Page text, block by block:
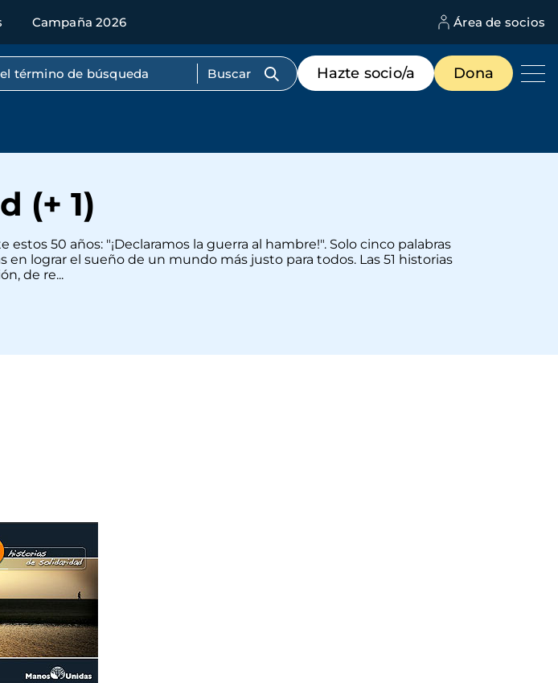
Campaña 2026 Área de socios
por texto completo
Menú
de
destacados
Hazte socio/a Dona
(+ 1)
50 años: "¡Declaramos la guerra al hambre!". Solo cinco palabras
lograr el sueño de un mundo más justo para todos. Las 51 historias
de re...